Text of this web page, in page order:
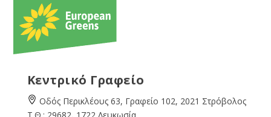
Κεντρικό Γραφείο
Οδός Περικλέους 63, Γραφείο 102, 2021 Στρόβολος